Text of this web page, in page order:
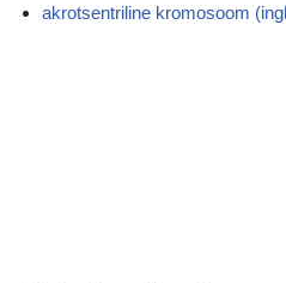
akrotsentriline kromosoom